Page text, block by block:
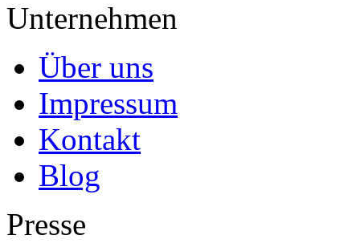
Unternehmen
Über uns
Impressum
Kontakt
Blog
Presse